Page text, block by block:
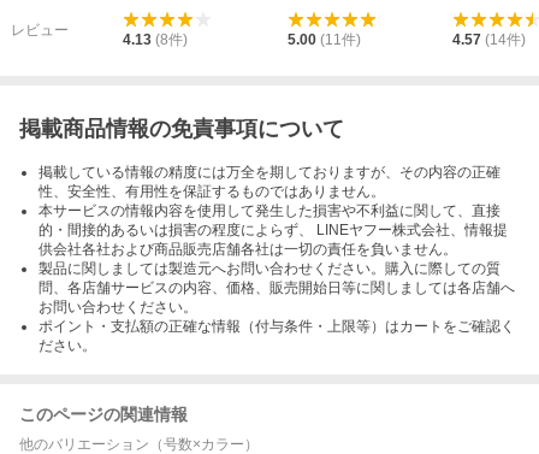
レビュー
4.13 (8件) 5.00 (11 件) 4.57 (14件)
掲載商品情報の免責事項について
掲載している情報の精度には万全を期しておりますが、その内容の正確
性、安全性、有用性を保証するものではありません。
本サービスの情報内容を使用して発生した損害や不利益に関して、直接
的・間接的あるいは損害の程度によらず、 LINEヤフー株式会社、情報提
供会社各社および商品販売店舗各社は一切の責任を負いません。
製品に関しましては製造元へお問い合わせください。購入に際しての質
問、各店舗サービスの内容、価格、販売開始日等に関しましては各店舗へ
お問い合わせください。
ポイント・支払額の正確な情報（付与条件・上限等）はカートをご確認く
ださい。
このページの関連情報
他のバリエーション（号数×カラー）